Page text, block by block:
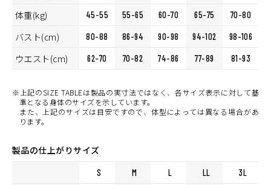
体重(kg) 45-55 55-65 60-70 65-75 70-80
バスト(cm) 80-88 86-94 90-98 94-102 98-106
ウエスト(cm) 62-70 70-82 74-86 77-89 81-93
※上記のSIZE TABLEは製品の実寸法ではなく、各サイズ表示に対して基
準となる身体のサイズを示しています。
また、上記のサイズは目安ですので、体型によっては異なる場合があ
ります。
製品の仕上がりサイズ
S M L LL 3L